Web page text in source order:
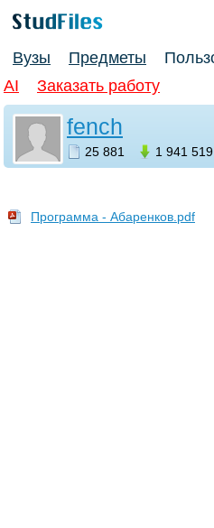
Вузы Предметы
AI
Заказать работу
fench
25 881 1 941 519
Программа - Абаренков.pdf